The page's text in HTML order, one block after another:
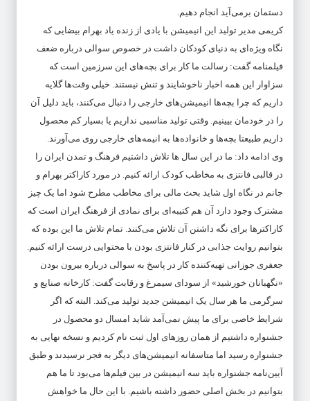
دستمان برمی‌آید انجام دهیم.
کریمی مدیر تولید این انیمیشن با یادی از زنده یاد بهرام بیضایی که
نگاه ویژه‌ای به دنیای کودکان داشت در خصوص سوالی درباره ضعف
فیلمنامه گفت: رسالت ما کار برای بچه‌های این سرزمین است که
سزاوار این همه اخبار ناخوشایند و تنش نیستند. خیلی وقت‌ها گلایه
داریم که چرا بچه‌ها انیمیشن‌های خارجی را دنبال می‌کنند، باید دلیل آن
را در خودمان بیینیم. وقتی تولید مناسبی نداریم یا بسیار کم محصول
داریم طبیعتا بچه‌ها و خانواده‌ها به انیمه‌های خارجی روی می‌آورند.
وی ادامه داد: ما در این سال ها تلاش داشتیم فرهنگ و تمدن ایران را
در قالبی فانتزی به مخاطب کودک ارائه کنیم. در مورد کاراکتر بهرام و
جانم در نگاه اول شاید بحث مالی برای مخاطب مطرح شود اما یک چیز
مشترک وجود دارد آن هم کتیبه‌ای برای نمادی از فرهنگ ایران است که
کاراکترها برای نگه داشتن آن تلاش می‌کنند. تمام تلاش ما این بوده که
بتوانیم روایت جذابی در کنار فانتزی بودن با محتوایی درست ارائه کنیم.
جعفری جوزانی تهیه‌کننده کار در پاسخ به سوالی درباره بیرون بودن
«نگهبانان خورشید» از سودای سیمرغ و رقابت گفت: کارخانه صنایع و
سرگرمی ما هر سال یک انیمیشن جدید تولید می‌کند. البته که اگر
شرایط خاصی برای ما پیش نمی‌آمد شاید امسال دو محصول در
جشنواره داشتیم از همان روزهای اول ثبت نام کردیم و نسخه نهایی به
جشنواره رسید اما متاسفانه انیمیشن‌های دیگر به فجر نرسیدند و طبق
آیین‌نامه جشنواره باید سه انیمیشن در بین فیلم‌ها می‌بود تا ما هم
بتوانیم در بخش اصلی حضور داشته باشیم. با این حال ما خواهش